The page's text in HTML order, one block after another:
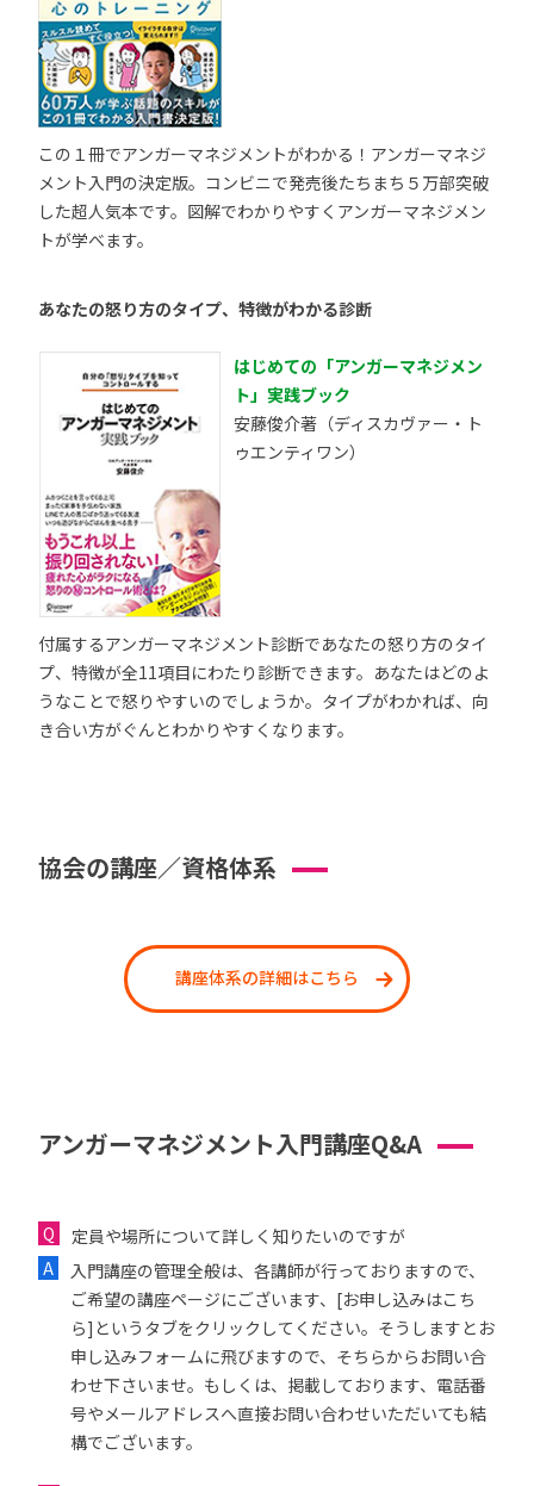
この１冊でアンガーマネジメントがわかる！アンガーマネジ
メント入門の決定版。コンビニで発売後たちまち５万部突破
した超人気本です。図解でわかりやすくアンガーマネジメン
トが学べます。
あなたの怒り方のタイプ、特徴がわかる診断
はじめての「アンガーマネジメン
ト」実践ブック
安藤俊介著（ディスカヴァー・ト
ゥエンティワン）
付属するアンガーマネジメント診断であなたの怒り方のタイ
プ、特徴が全11項目にわたり診断できます。あなたはどのよ
うなことで怒りやすいのでしょうか。タイプがわかれば、向
き合い方がぐんとわかりやすくなります。
協会の講座／資格体系
講座体系の詳細はこちら
アンガーマネジメント入門講座Q&A
定員や場所について詳しく知りたいのですが
入門講座の管理全般は、各講師が行っておりますので、
ご希望の講座ページにございます、[お申し込みはこち
ら]というタブをクリックしてください。そうしますとお
申し込みフォームに飛びますので、そちらからお問い合
わせ下さいませ。もしくは、掲載しております、電話番
号やメールアドレスへ直接お問い合わせいただいても結
構でございます。